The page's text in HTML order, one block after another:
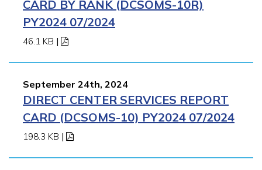
CARD BY RANK (DCSOMS-10R)
PY2024 07/2024
46.1 KB |
September 24th, 2024
DIRECT CENTER SERVICES REPORT
CARD (DCSOMS-10) PY2024 07/2024
198.3 KB |